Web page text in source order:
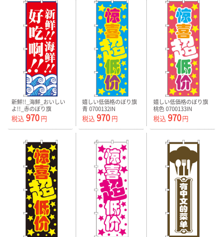
新鮮!!_海鮮_おいしい
よ!!_赤のぼり旗
0700131IN
税込 970 円
嬉しい低価格のぼり旗
青 0700132IN
税込 970円
嬉しい低価格のぼり旗
桃色 0700133IN
税込 970円